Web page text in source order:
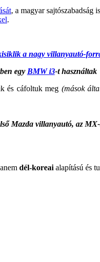
, a magyar sajtószabadság
.
a nagy villanyautó-
egy BMW i3-t használtak
és cáfoltuk meg (mások
Mazda villanyautó, az
dél-koreai alapítású és